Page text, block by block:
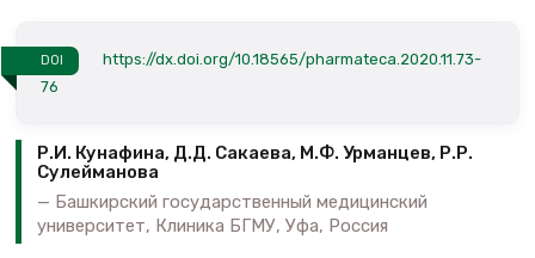
DOI
https://dx.doi.org/10.18565/pharmateca.2020.11.73-
76
Р.И. Кунафина, Д.Д. Сакаева, М.Ф. Урманцев, Р.Р.
Сулейманова
Башкирский государственный медицинский
университет, Клиника БГМУ, Уфа, Россия